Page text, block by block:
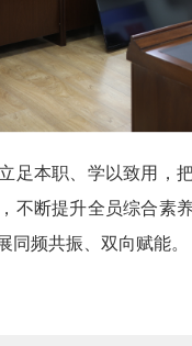
本职、学以致用，把
不断提升全员综合素
同频共振、双向赋能。